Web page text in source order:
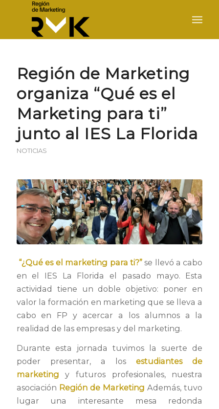
Región de Marketing
organiza “Qué es el
Marketing para ti”
junto al IES La Florida
NOTICIAS
“¿Qué es el marketing para ti?”se llevó a cabo
en el IES La Florida el pasado mayo. Esta
actividad tiene un doble objetivo: poner en
valor la formación en marketing que se lleva a
cabo en FP y acercar a los alumnos a la
realidad de las empresas y del marketing.
Durante esta jornada tuvimos la suerte de
poder presentar, a losestudiantes de
marketing y futuros profesionales, nuestra
asociación Región de Marketing Además, tuvo
lugar una interesante mesa redonda